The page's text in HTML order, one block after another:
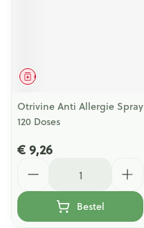
Geneesmiddel
Otrivine Anti Allergie Spray
120 Doses
€ 9,26
Bestel